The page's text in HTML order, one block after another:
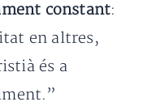
constant:
en altres,
és a